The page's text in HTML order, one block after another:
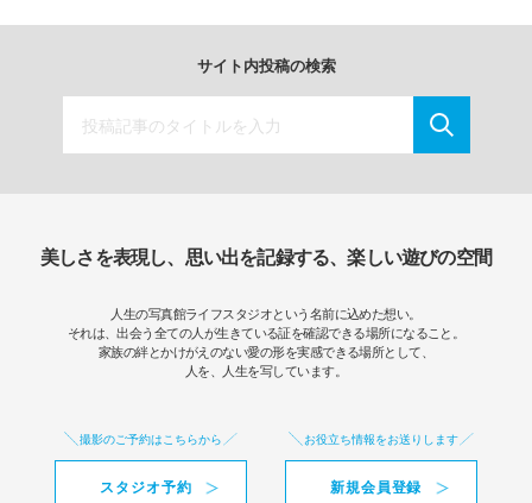
サイト内投稿の検索
美しさを表現し、思い出を記録する、楽しい遊びの空間
人生の写真館ライフスタジオという名前に込めた想い。
それは、出会う全ての人が生きている証を確認できる場所になること。
家族の絆とかけがえのない愛の形を実感できる場所として、
人を、人生を写しています。
撮影のご予約はこちらから
スタジオ予約
お役立ち情報をお送りします
新規会員登録